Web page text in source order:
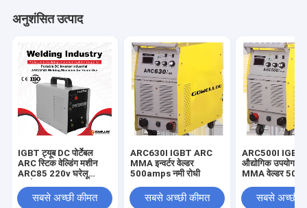
अनुशंसित उत्पाद
IGBT ट्यूब DC पोर्टेबल
ARC स्टिक वेल्डिंग मशीन
ARC85 220v घरेलू
सबसे अच्छी कीमत
ARC630I IGBT ARC
MMA इन्वर्टर वेल्डर
500amps नमी रोधी
सबसे अच्छी कीमत
ARC500I IGBT
औद्योगिक उपयोग
MMA वेल्डर
सबसे अच्छी